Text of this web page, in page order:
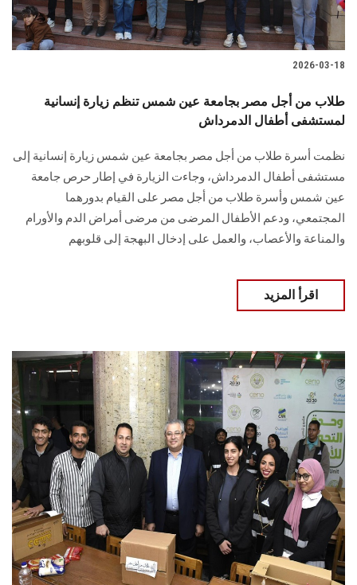
الدراسات العليا
الزائـرون
سجل الان
2026-03-18
طلاب من أجل مصر بجامعة عين شمس تنظم زيارة إنسانية
لمستشفى أطفال الدمرداش
نظمت أسرة طلاب من أجل مصر بجامعة عين شمس زيارة إنسانية إلى
مستشفى أطفال الدمرداش، وجاءت الزيارة في إطار حرص جامعة
عين شمس وأسرة طلاب من أجل مصر على القيام بدورهما
المجتمعي، ودعم الأطفال المرضى من مرضى أمراض الدم والأورام
والمناعة والأعصاب، والعمل على إدخال البهجة إلى قلوبهم
اقرأ المزيد